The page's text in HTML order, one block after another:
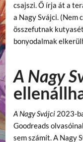
csajszi. Ő írja át a
a Nagy Svájci. (Nem
összefutnak
bonyodalmak
A Nagy
A Nagy Svájci2023-
Goodreads
sem számít. A Nagy